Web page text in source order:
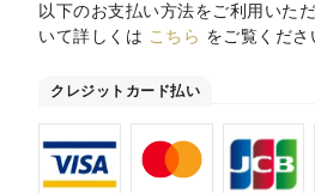
以下のお支払い方法をご利用いた
いて詳しくは こちら をご覧くださ
クレジットカード払い